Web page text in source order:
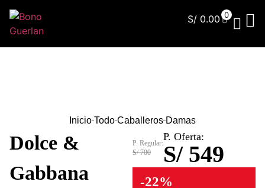
S/ 0.00 0
Inicio Todo Caballeros Damas
Dolce &
Gabbana
P. Regular:
S/ 700
P. Oferta:
S/ 549
-22%